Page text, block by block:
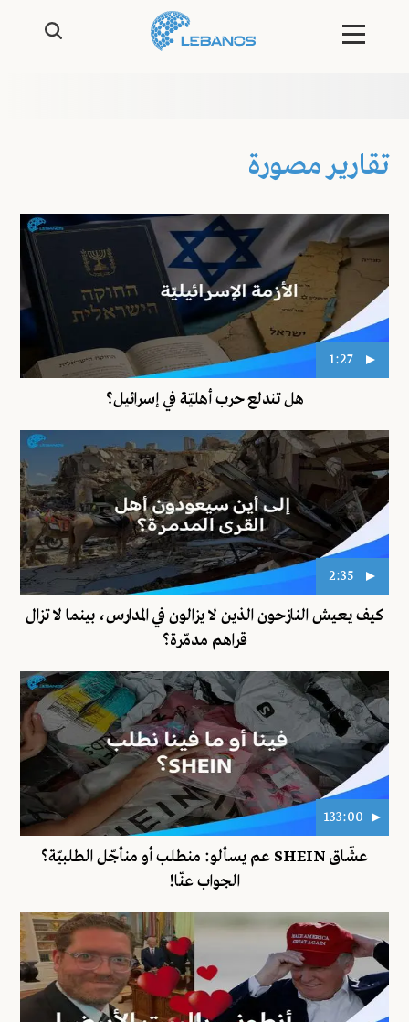
تقارير مصورة
1:27
هل تندلع حرب أهليّة في إسرائيل؟
2:35
كيف يعيش النازحون الذين لا يزالون في المدارس، بينما لا تزال
قراهم مدمّرة؟
133:00
عشّاق SHEIN عم يسألو: منطلب أو منأجّل الطلبيّة؟
الجواب عنّا!